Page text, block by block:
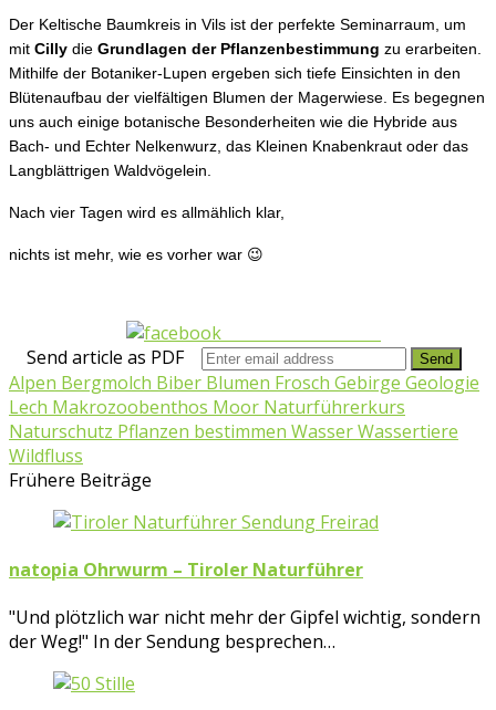
Der Keltische Baumkreis in Vils ist der perfekte Seminarraum, um
mit Cilly die Grundlagen der Pflanzenbestimmung zu erarbeiten.
Mithilfe der Botaniker-Lupen ergeben sich tiefe Einsichten in den
Blütenaufbau der vielfältigen Blumen der Magerwiese. Es begegnen
uns auch einige botanische Besonderheiten wie die Hybride aus
Bach- und Echter Nelkenwurz, das Kleinen Knabenkraut oder das
Langblättrigen Waldvögelein.
Nach vier Tagen wird es allmählich klar,
nichts ist mehr, wie es vorher war 😉
Send article as PDF
Alpen Bergmolch Biber Blumen Frosch Gebirge Geologie
Lech Makrozoobenthos Moor Naturführerkurs
Naturschutz Pflanzen bestimmen Wasser Wassertiere
Wildfluss
Frühere Beiträge
natopia Ohrwurm – Tiroler Naturführer
"Und plötzlich war nicht mehr der Gipfel wichtig, sondern
der Weg!" In der Sendung besprechen…